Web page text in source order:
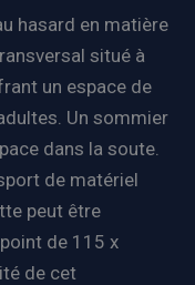
hasard en matière
situé à
un espace de
Un sommier
dans la soute.
de matériel
peut être
de 115 x
de cet